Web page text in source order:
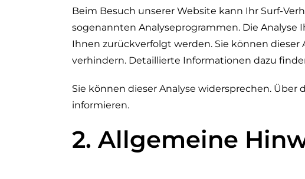
Beim Besuch unserer Website kann Ihr Surf-
sogenannten Analyseprogrammen. Die Analyse
Ihnen zurückverfolgt werden. Sie können
verhindern. Detaillierte Informationen dazu
Sie können dieser Analyse widersprechen.
informieren.
2. Allgemeine